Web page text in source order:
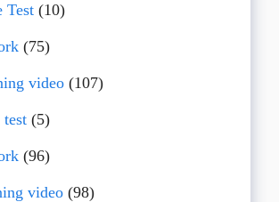
Test(10)
(75)
video(107)
(5)
(96)
video(98)